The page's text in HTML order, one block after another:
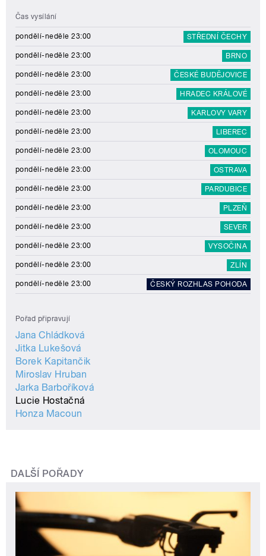
Čas vysílání
pondělí-neděle 23:00 STŘEDNÍ ČECHY
pondělí-neděle 23:00 BRNO
pondělí-neděle 23:00 ČESKÉ BUDĚJOVICE
pondělí-neděle 23:00 HRADEC KRÁLOVÉ
pondělí-neděle 23:00 KARLOVY VARY
pondělí-neděle 23:00 LIBEREC
pondělí-neděle 23:00 OLOMOUC
pondělí-neděle 23:00 OSTRAVA
pondělí-neděle 23:00 PARDUBICE
pondělí-neděle 23:00 PLZEŇ
pondělí-neděle 23:00 SEVER
pondělí-neděle 23:00 VYSOČINA
pondělí-neděle 23:00 ZLÍN
pondělí-neděle 23:00 ČESKÝ ROZHLAS POHODA
Pořad připravují
Jana Chládková
Jitka Lukešová
Borek Kapitančik
Miroslav Hruban
Jarka Barboříková
Lucie Hostačná
Honza Macoun
DALŠÍ POŘADY